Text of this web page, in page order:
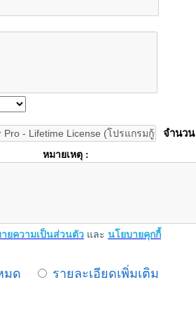
จำนวน
หมายเหตุ :
ยความเป็นส่วนตัว และ นโยบายคุกกี้
มด รายละเอียดเพิ่มเติม